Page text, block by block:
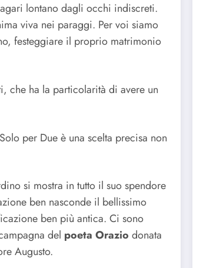
lontano dagli occhi indiscreti.
viva nei paraggi. Per voi siamo
festeggiare il proprio matrimonio
che ha la particolarità di avere un
per Due è una scelta precisa non
si mostra in tutto il suo spendore
ben nasconde il bellissimo
ben più antica. Ci sono
del poeta Orazio donata
Augusto.